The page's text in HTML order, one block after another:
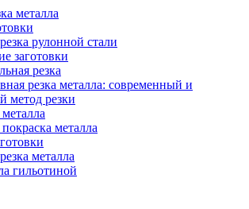
металла
рулонной стали
заготовки
резка
резка металла: современный и
метод резки
металла
металла
гильотиной